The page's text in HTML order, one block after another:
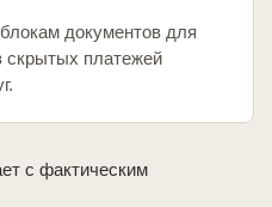
документов для
скрытых платежей
с фактическим